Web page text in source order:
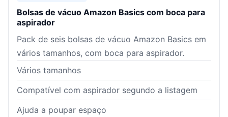
Bolsas de vácuo Amazon Basics com boca para
aspirador
Pack de seis bolsas de vácuo Amazon Basics em
vários tamanhos, com boca para aspirador.
Vários tamanhos
Compatível com aspirador segundo a listagem
Ajuda a poupar espaço